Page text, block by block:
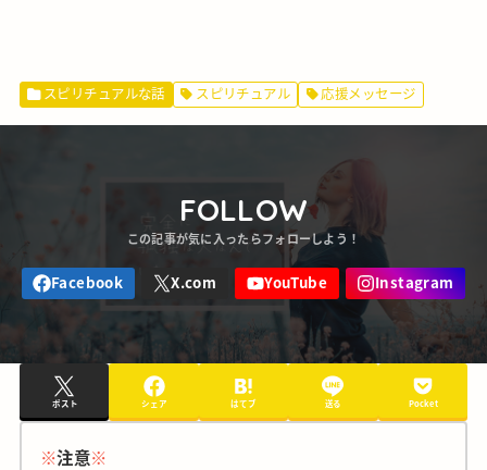
スピリチュアルな話 スピリチュアル 応援メッセージ
FOLLOW
ポスト シェア はてブ 送る Pocket
※注意※